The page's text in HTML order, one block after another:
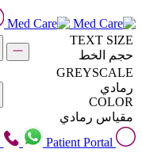
TEXT SIZE
حجم الخط
GREYSCALE
رمادي
COLOR
مقياس رمادي
Patient Portal